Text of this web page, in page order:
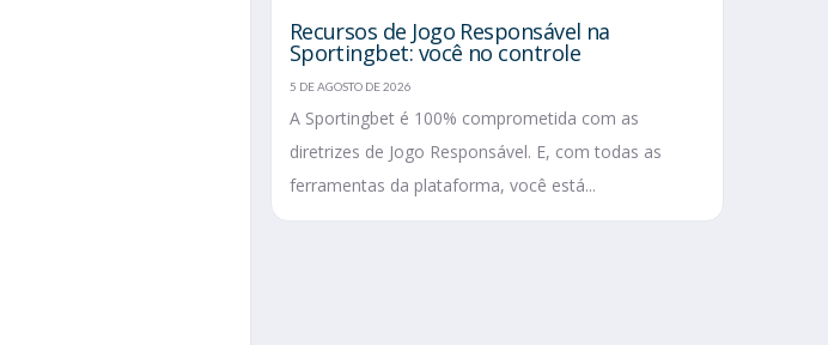
Recursos de Jogo Responsável na
Sportingbet: você no controle
5 DE AGOSTO DE 2026
A Sportingbet é 100% comprometida com as
diretrizes de Jogo Responsável. E, com todas as
ferramentas da plataforma, você está...